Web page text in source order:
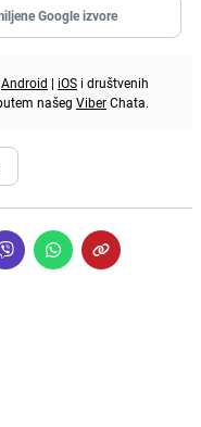
Google izvore
Android | iOS i društvenih
našeg ViberChata.